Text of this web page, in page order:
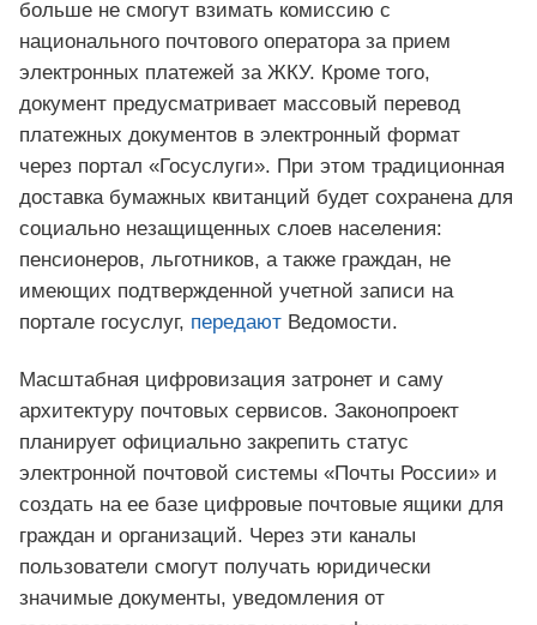
больше не смогут взимать комиссию с
национального почтового оператора за прием
электронных платежей за ЖКУ. Кроме того,
документ предусматривает массовый перевод
платежных документов в электронный формат
через портал «Госуслуги». При этом традиционная
доставка бумажных квитанций будет сохранена для
социально незащищенных слоев населения:
пенсионеров, льготников, а также граждан, не
имеющих подтвержденной учетной записи на
портале госуслуг, передают Ведомости.
Масштабная цифровизация затронет и саму
архитектуру почтовых сервисов. Законопроект
планирует официально закрепить статус
электронной почтовой системы «Почты России» и
создать на ее базе цифровые почтовые ящики для
граждан и организаций. Через эти каналы
пользователи смогут получать юридически
значимые документы, уведомления от